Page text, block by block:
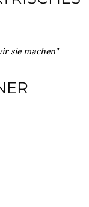
sie machen"